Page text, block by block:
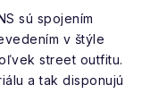
sú spojením
v štýle
street outfitu.
a tak disponujú